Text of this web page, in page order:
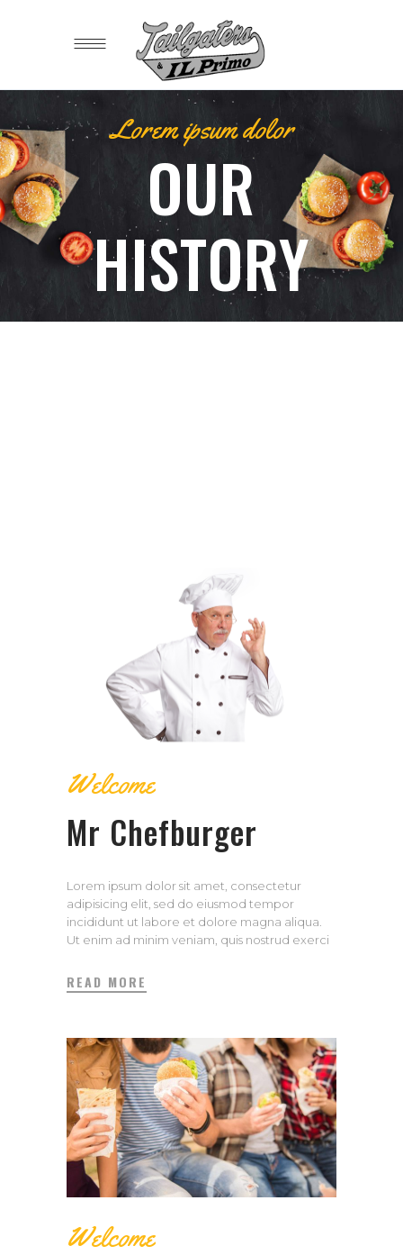
Lorem ipsum dolor
OUR
HISTORY
Welcome
Mr Chefburger
Lorem ipsum dolor sit amet, consectetur
adipisicing elit, sed do eiusmod tempor
incididunt ut labore et dolore magna aliqua.
Ut enim ad minim veniam, quis nostrud exerci
commodo consequat. Duis aute irure dolor in
repreh enderit in voluptate velit esse cillum
READ MORE
Welcome